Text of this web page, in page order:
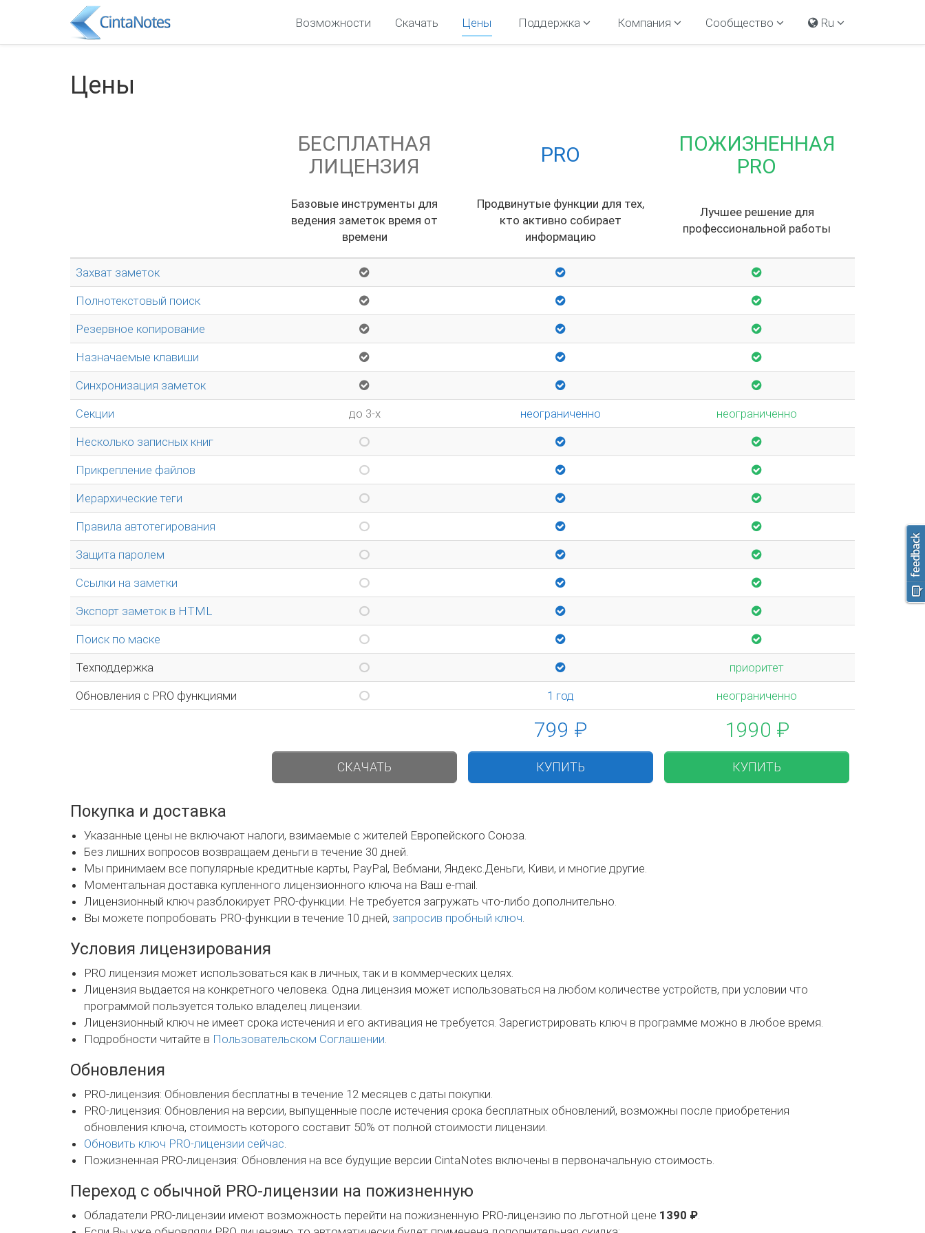
Ru
Возможности Скачать Цены Поддержка Компания Сообщество
Цены
БЕСПЛАТНАЯ
ЛИЦЕНЗИЯ
PRO
ПОЖИЗНЕННАЯ
PRO
Базовые инструменты для
ведения заметок время от
времени
Продвинутые функции для тех,
кто активно собирает
информацию
Лучшее решение для
профессиональной работы
Захват заметок
Полнотекстовый поиск
Резервное копирование
Назначаемые клавиши
Синхронизация заметок
Секции до 3-х неограниченно неограниченно
Несколько записных книг
Прикрепление файлов
Иерархические теги
Правила автотегирования
Защита паролем
Ссылки на заметки
Экспорт заметок в HTML
Поиск по маске
Техподдержка приоритет
Обновления с PRO функциями 1 год неограниченно
СКАЧАТЬ
799 ₽
КУПИТЬ
1990 ₽
КУПИТЬ
Покупка и доставка
Указанные цены не включают налоги, взимаемые с жителей Европейского Союза.
Без лишних вопросов возвращаем деньги в течение 30 дней.
Мы принимаем все популярные кредитные карты, PayPal, Вебмани, Яндекс.Деньги, Киви, и многие другие.
Моментальная доставка купленного лицензионного ключа на Ваш e-mail.
Лицензионный ключ разблокирует PRO-функции. Не требуется загружать что-либо дополнительно.
Вы можете попробовать PRO-функции в течение 10 дней, запросив пробный ключ.
Условия лицензирования
PRO лицензия может использоваться как в личных, так и в коммерческих целях.
Лицензия выдается на конкретного человека. Одна лицензия может использоваться на любом количестве устройств, при условии что
программой пользуется только владелец лицензии.
Лицензионный ключ не имеет срока истечения и его активация не требуется. Зарегистрировать ключ в программе можно в любое время.
Подробности читайте в Пользовательском Соглашении.
Обновления
PRO-лицензия: Обновления бесплатны в течение 12 месяцев с даты покупки.
PRO-лицензия: Обновления на версии, выпущенные после истечения срока бесплатных обновлений, возможны после приобретения
обновления ключа, стоимость которого составит 50% от полной стоимости лицензии.
Обновить ключ PRO-лицензии сейчас.
Пожизненная PRO-лицензия: Обновления на все будущие версии CintaNotes включены в первоначальную стоимость.
Переход с обычной PRO-лицензии на пожизненную
Обладатели PRO-лицензии имеют возможность перейти на пожизненную PRO-лицензию по льготной цене 1390 ₽.